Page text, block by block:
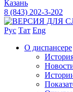
Казань
8 (843) 202-3-202
Рус Тат Eng
О диспансере